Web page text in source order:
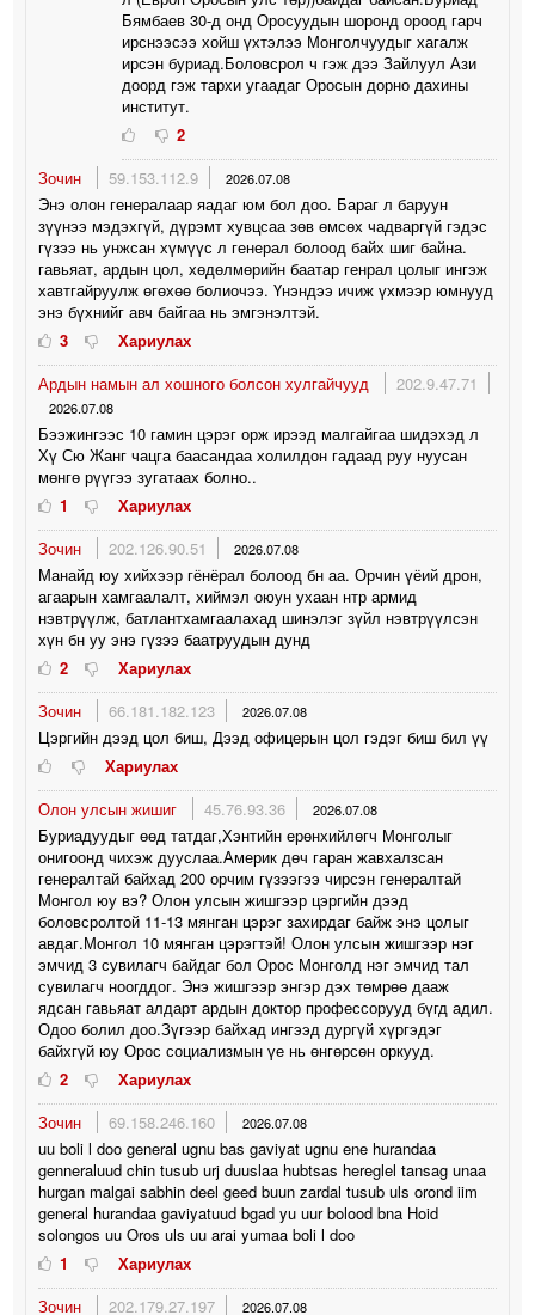
Бямбаев 30-д онд Оросуудын шоронд ороод гарч
ирснээсээ хойш үхтэлээ Монголчуудыг хагалж
ирсэн буриад.Боловсрол ч гэж дээ Зайлуул Ази
доорд гэж тархи угаадаг Оросын дорно дахины
институт.
2
Зочин
59.153.112.9 2026.07.08
Энэ олон генералаар яадаг юм бол доо. Бараг л баруун
зүүнээ мэдэхгүй, дүрэмт хувцсаа зөв өмсөх чадваргүй гэдэс
гүзээ нь унжсан хүмүүс л генерал болоод байх шиг байна.
гавьяат, ардын цол, хөдөлмөрийн баатар генрал цолыг ингэж
хавтгайруулж өгөхөө болиочээ. Үнэндээ ичиж үхмээр юмнууд
энэ бүхнийг авч байгаа нь эмгэнэлтэй.
3
Хариулах
Ардын намын ал хошного болсон хулгайчууд
202.9.47.71
2026.07.08
Бээжингээс 10 гамин цэрэг орж ирээд малгайгаа шидэхэд л
Хү Сю Жанг чацга баасандаа холилдон гадаад руу нуусан
мөнгө рүүгээ зугатаах болно..
1
Хариулах
Зочин
202.126.90.51 2026.07.08
Манайд юу хийхээр гёнёрал болоод бн аа. Орчин үёий дрон,
агаарын хамгаалалт, хиймэл оюун ухаан нтр армид
нэвтрүүлж, батлантхамгаалахад шинэлэг зүйл нэвтрүүлсэн
хүн бн уу энэ гүзээ баатруудын дунд
2
Хариулах
Зочин
66.181.182.123 2026.07.08
Цэргийн дээд цол биш, Дээд офицерын цол гэдэг биш бил үү
Хариулах
Олон улсын жишиг
45.76.93.36 2026.07.08
Буриадуудыг өөд татдаг,Хэнтийн ерөнхийлөгч Монголыг
онигоонд чихэж дууслаа.Америк дөч гаран жавхалзсан
генералтай байхад 200 орчим гүзээгээ чирсэн генералтай
Монгол юу вэ? Олон улсын жишгээр цэргийн дээд
боловсролтой 11-13 мянган цэрэг захирдаг байж энэ цолыг
авдаг.Монгол 10 мянган цэрэгтэй! Олон улсын жишгээр нэг
эмчид 3 сувилагч байдаг бол Орос Монголд нэг эмчид тал
сувилагч ноогддог. Энэ жишгээр энгэр дэх төмрөө дааж
ядсан гавьяат алдарт ардын доктор профессорууд бүгд адил.
Одоо болил доо.Зүгээр байхад ингээд дургүй хүргэдэг
байхгүй юу Орос социализмын үе нь өнгөрсөн оркууд.
2
Хариулах
Зочин
69.158.246.160 2026.07.08
uu boli l doo general ugnu bas gaviyat ugnu ene hurandaa
genneraluud chin tusub urj duuslaa hubtsas hereglel tansag unaa
hurgan malgai sabhin deel geed buun zardal tusub uls orond iim
general hurandaa gaviyatuud bgad yu uur bolood bna Hoid
solongos uu Oros uls uu arai yumaa boli l doo
1
Хариулах
Зочин
202.179.27.197 2026.07.08